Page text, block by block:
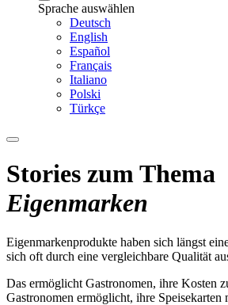
Sprache auswählen
Deutsch
English
Español
Français
Italiano
Polski
Türkçe
Stories zum Thema
Eigenmarken
Eigenmarkenprodukte haben sich längst
sich oft durch eine vergleichbare Qualität
Das ermöglicht Gastronomen, ihre Kosten
Gastronomen ermöglicht, ihre